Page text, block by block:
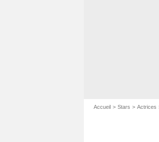
Accueil Stars Actrices